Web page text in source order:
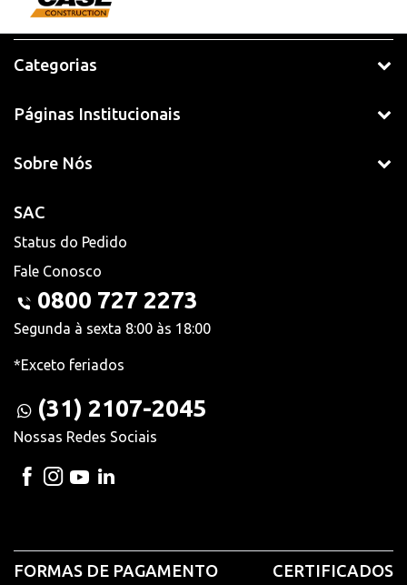
Categorias
Páginas Institucionais
Sobre Nós
SAC
Status do Pedido
Fale Conosco
0800 727 2273
Segunda à sexta 8:00 às 18:00
*Exceto feriados
(31) 2107-2045
Nossas Redes Sociais
FORMAS DE PAGAMENTO CERTIFICADOS